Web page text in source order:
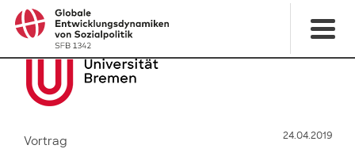
24.04.2019
Vortrag